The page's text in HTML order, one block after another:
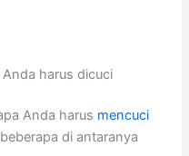
hаruѕ dicuci
Andа hаruѕ mencuci
dі аntаrаnуа